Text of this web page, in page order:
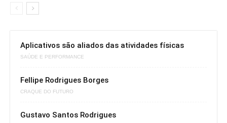
Aplicativos são aliados das atividades físicas
SAÚDE E PERFORMANCE
Fellipe Rodrigues Borges
CRAQUE DO FUTURO
Gustavo Santos Rodrigues